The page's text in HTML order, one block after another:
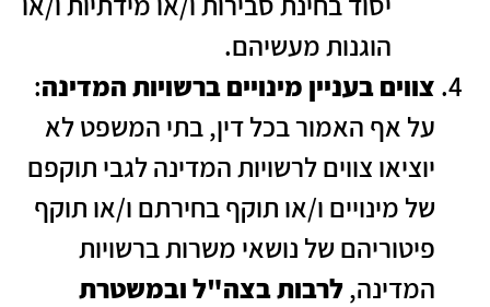
הוגנות מעשיהם.
צווים בעניין מינויים ברשויות המדינה:
על אף האמור בכל דין, בתי המשפט לא
יוציאו צווים לרשויות המדינה לגבי תוקפם
של מינויים ו/או תוקף בחירתם ו/או תוקף
פיטוריהם של נושאי משרות ברשויות
המדינה,לרבות בצה"ל ובמשטרת